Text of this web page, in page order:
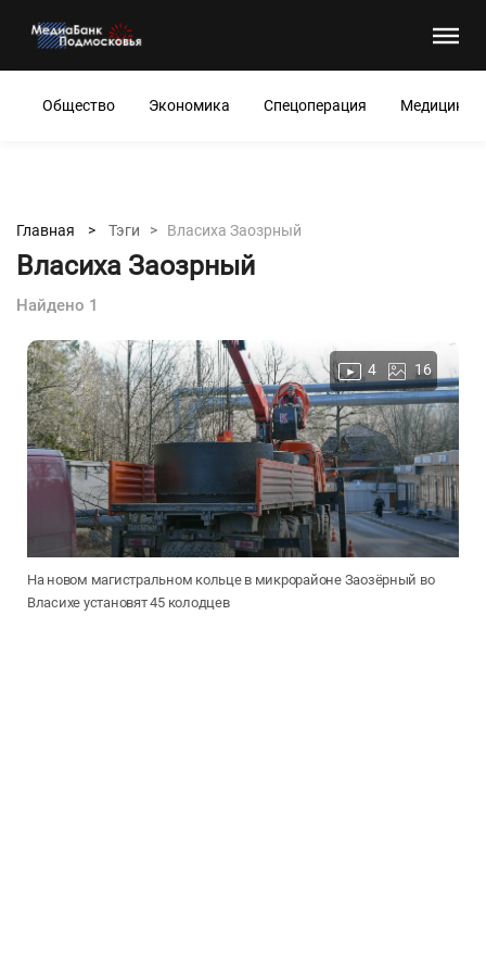
Общество Экономика Спецоперация Медицина
Главная > Тэги > Власиха Заозрный
Власиха Заозрный
Найдено 1
4 16
На новом магистральном кольце в микрорайоне Заозёрный во
Власихе установят 45 колодцев